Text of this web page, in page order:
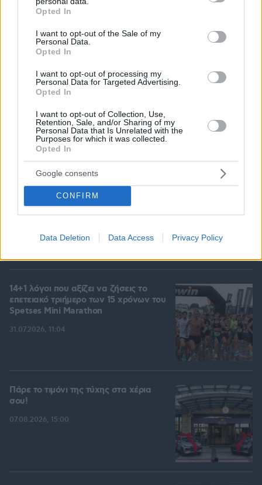
grant or deny consent to Google and its third-party tags to
use your data for below specified purposes in below Google
consent section.
Opted In
I want to opt-out of the Sale of my
Personal Data.
Opted In
I want to opt-out of processing my
Personal Data for Targeted Advertising.
Opted In
I want to opt-out of Collection, Use,
Retention, Sale, and/or Sharing of my
Personal Data that Is Unrelated with the
Purposes for which it was collected.
Opted In
Google consents
CONFIRM
Data Deletion Data Access Privacy Policy
Ο ένας άνθρωπος που η βασίλισσα Ελισάβετ δεν
θα άφηνε ποτέ να περιμένει στο τηλέφωνο
07.08.2026, 14:00
To video του Travel.gr από το ταξίδι
στα Βόρεια Άγραφα: Φιλόξενοι
Άνθρωποι, ανόθευτη Φύση
14+1 λόγοι που αξίζει να ζήσεις το
επετειακό τριήμερο των 15 χρόνων του
Spetses Mini Marathon
31.07.2026, 11:04
Πάρε το τιμόνι της τύχης στα χέρια
σου!
07.08.2026, 15:00